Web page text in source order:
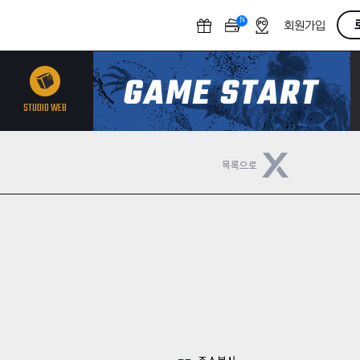
N
F
회원가입
STUDIO WEB